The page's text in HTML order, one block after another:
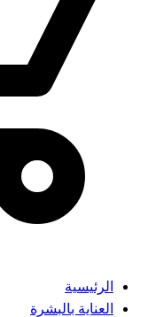
الرئيسية
العناية بالبشرة